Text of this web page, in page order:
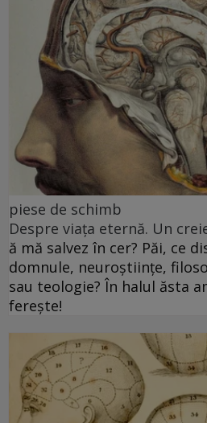
piese de schimb
Despre viața eternă. Un
ă mă salvez în cer? Păi, ce
domnule, neuroștiințe,
sau teologie? În halul ăsta
ferește!